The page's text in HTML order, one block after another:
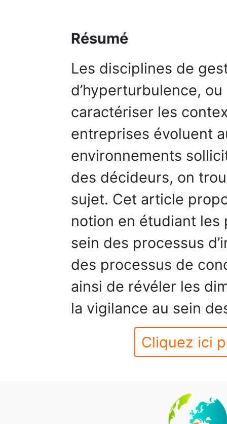
Résumé
Les disciplines de
d’hyperturbulence,
caractériser les
entreprises évoluent
environnements
des décideurs, on
sujet. Cet article
notion en étudiant
sein des processus
des processus de
ainsi de révéler les
la vigilance au sein
Cliquez ici